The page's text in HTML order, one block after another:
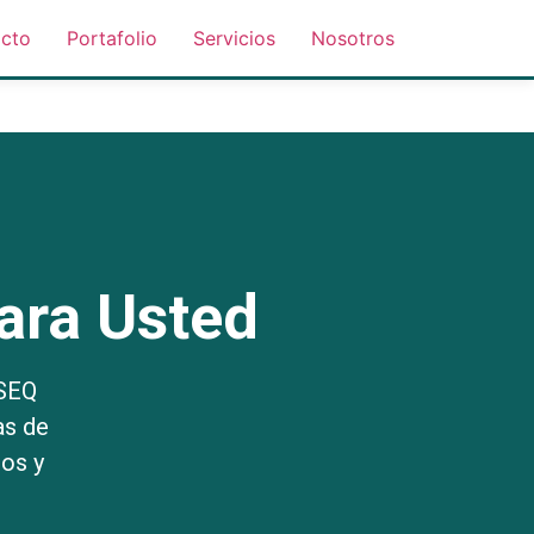
Portafolio Servicios Nosotros
Usted
de
y